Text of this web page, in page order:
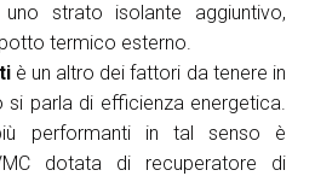
strato isolante aggiuntivo,
termico esterno.
è un altro dei fattori da tenere in
si parla di efficienza energetica.
performanti in tal senso è
dotata di recuperatore di